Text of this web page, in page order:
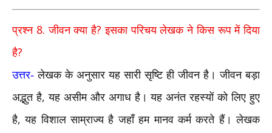
प्रश्न 8.जीवन क्या है?इसका परिचय लेखक ने किस रूप में दिया
है?
उत्तर- लेखक के अनुसार यह सारी सृष्टि ही जीवन है। जीवन बड़ा
अद्भुत है,यह असीम और अगाध है। यह अनंत रहस्यों को लिए हुए
है,यह विशाल साम्राज्य है जहाँ हम मानव कर्म करते हैं। लेखक